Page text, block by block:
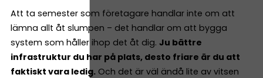
Att ta semester som företagare handlar inte om att
lämna allt åt slumpen – det handlar om att bygga
system som håller ihop det åt dig. Ju bättre
infrastruktur du har på plats, desto friare är du att
faktiskt vara ledig. Och det är väl ändå lite av vitsen